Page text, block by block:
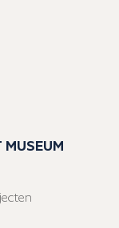
MUSEUM